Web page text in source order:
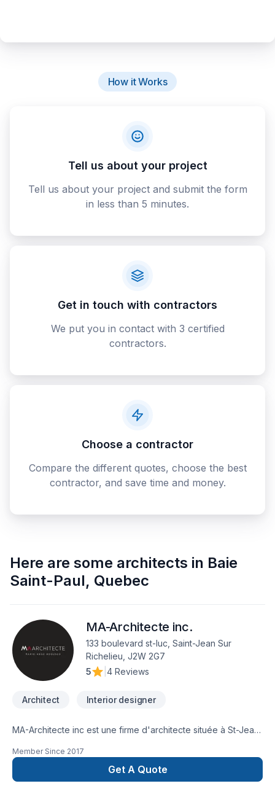
How it Works
Tell us about your project
Tell us about your project and submit the form
in less than 5 minutes.
Get in touch with contractors
We put you in contact with 3 certified
contractors.
Choose a contractor
Compare the different quotes, choose the best
contractor, and save time and money.
Here are some architects in Baie
Saint-Paul, Quebec
MA-Architecte inc.
133 boulevard st-luc, Saint-Jean Sur
Richelieu, J2W 2G7
5
4 Reviews
Architect Interior designer
MA-Architecte inc est une firme d'architecte située à St-Jean
Member Since 2017
Get A Quote